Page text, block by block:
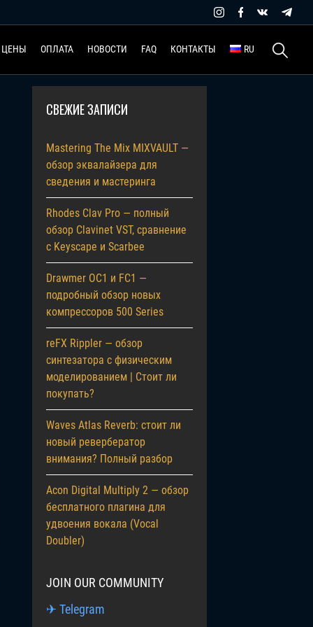
ЦЕНЫ ОПЛАТА НОВОСТИ FAQ КОНТАКТЫ RU Найти:
СВЕЖИЕ ЗАПИСИ
Mastering The Mix MIXVAULT —
обзор эквалайзера для
сведения и мастеринга
Rhodes Clav Pro — полный
обзор Clavinet VST, сравнение
с Keyscape и Scarbee
Drawmer OC1 и FC1 —
подробный обзор новых
компрессоров 500 Series
reFX Rippler — обзор
синтезатора с физическим
моделированием | Стоит ли
покупать?
Waves Atlas Reverb: стоит ли
новый ревербератор
внимания? Полный разбор
Acon Digital Multiply 2 — обзор
бесплатного плагина для
удвоения вокала (Vocal
Doubler)
JOIN OUR COMMUNITY
✈ Telegram